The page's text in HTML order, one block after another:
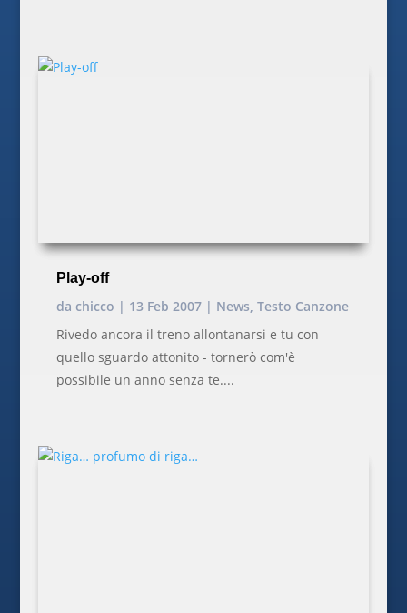
Play-off
da chicco | 13 Feb 2007| News, Testo Canzone
Rivedo ancora il treno allontanarsi e tu con
quello sguardo attonito - tornerò com'è
possibile un anno senza te....